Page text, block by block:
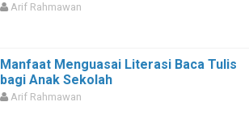
Arif Rahmawan
Manfaat Menguasai Literasi Baca Tulis
bagi Anak Sekolah
Arif Rahmawan